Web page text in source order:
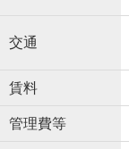
交通
賃料
管理費等